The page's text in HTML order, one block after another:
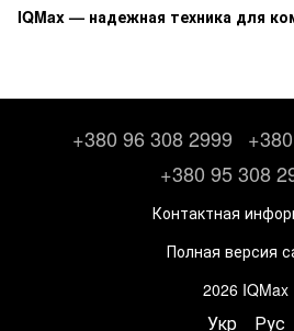
IQMax — надежная техника для
+380 96 308 2999
+380 95 308
Контактная
Полная версия
2026 IQMax
Укр Рус